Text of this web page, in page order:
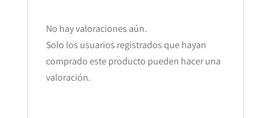
No hay valoraciones aún.
Solo los usuarios registrados que hayan
comprado este producto pueden hacer una
valoración.